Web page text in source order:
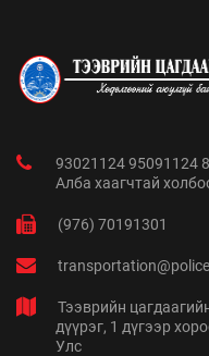
93021124 95091124
Алба хаагчтай
(976) 70191301
Тээврийн
дүүрэг, 1 дүгээр
Улс